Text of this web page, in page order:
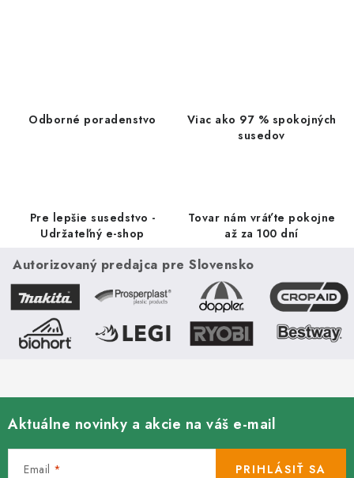
k
y
ý
u
Odborné poradenstvo
Viac ako 97 % spokojných
susedov
Pre lepšie susedstvo -
Udržateľný e-shop
Tovar nám vráťte pokojne
až za 100 dní
Autorizovaný predajca pre Slovensko
Aktuálne novinky a akcie na váš e-mail
Email PRIHLÁSIŤ SA